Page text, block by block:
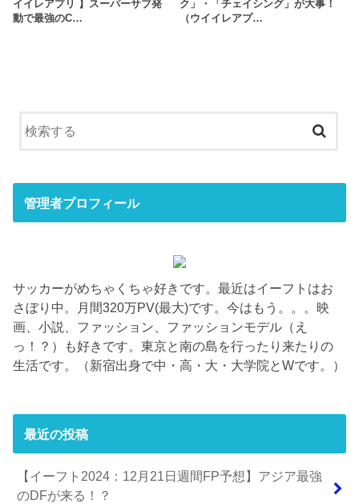
イイレアプリ 】スーパーサブ発
動で最強のC…
ク」・「チェイシング」が大事！
（ウイイレアプ…
管理者プロフィール
サッカーがめちゃくちゃ好きです。最近はイーフトはお
さぼり中。月間320万PV(最大)です。今はもう。。。映
画、小説、ファッション、ファッションモデル（え
っ！？）も好きです。東京と南の島を行ったり来たりの
生活です。（新宿出身で中・高・大・大学院とWです。）
最近の投稿
【イーフト2024：12月21日週間FP予想】アジア最強
のDFが来る！？